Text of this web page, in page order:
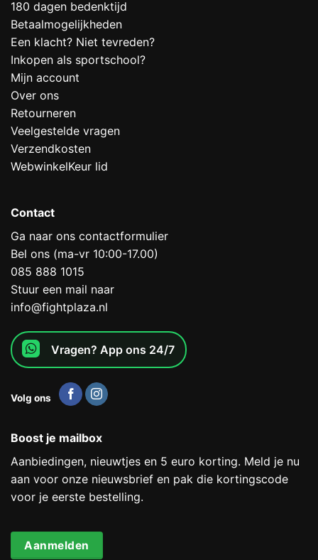
180 dagen bedenktijd
Betaalmogelijkheden
Een klacht? Niet tevreden?
Inkopen als sportschool?
Mijn account
Over ons
Retourneren
Veelgestelde vragen
Verzendkosten
WebwinkelKeur lid
Contact
Ga naar ons contactformulier
Bel ons (ma-vr 10:00-17.00)
085 888 1015
Stuur een mail naar
info@fightplaza.nl
Vragen? App ons 24/7
Volg ons
Boost je mailbox
Aanbiedingen, nieuwtjes en 5 euro korting. Meld je nu
aan voor onze nieuwsbrief en pak die kortingscode
voor je eerste bestelling.
Aanmelden